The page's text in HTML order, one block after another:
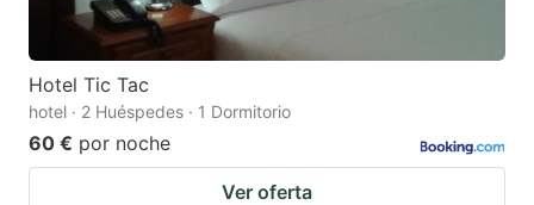
Hotel Tic Tac
hotel · 2 Huéspedes · 1 Dormitorio
60 € por noche
Ver oferta